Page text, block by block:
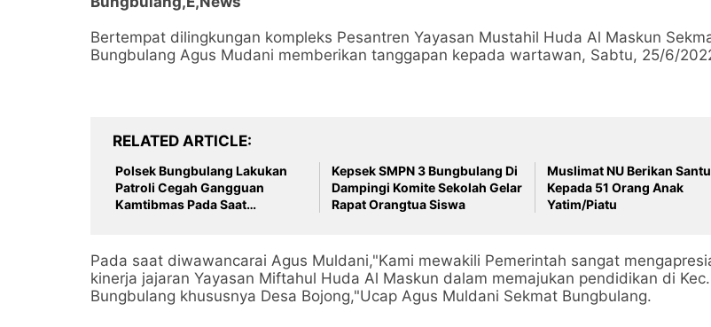
Bertempat dilingkungan kompleks Pesantren Yayasan Mustahil Huda Al Maskun
Bungbulang Agus Mudani memberikan tanggapan kepada wartawan, Sabtu, 25/6/
RELATED ARTICLE
Polsek Bungbulang Lakukan
Patroli Cegah Gangguan
Kamtibmas Pada Saat
Kepsek SMPN 3 Bungbulang Di
Dampingi Komite Sekolah Gelar
Rapat Orangtua Siswa
Muslimat NU Berikan
Kepada 51 Orang Anak
Yatim/Piatu
Pada saat diwawancarai Agus Muldani,"Kami mewakili Pemerintah sangat
kinerja jajaran Yayasan Miftahul Huda Al Maskun dalam memajukan pendidikan di Kec.
Bungbulang khususnya Desa Bojong,"Ucap Agus Muldani Sekmat Bungbulang.